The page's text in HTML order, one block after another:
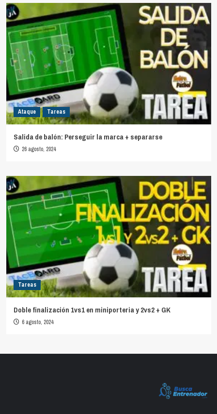
Ataque Tareas
Salida de balón: Perseguir la marca + separarse
26 agosto, 2024
Tareas
Doble finalización 1vs1 en miniporteria y 2vs2 + GK
6 agosto, 2024